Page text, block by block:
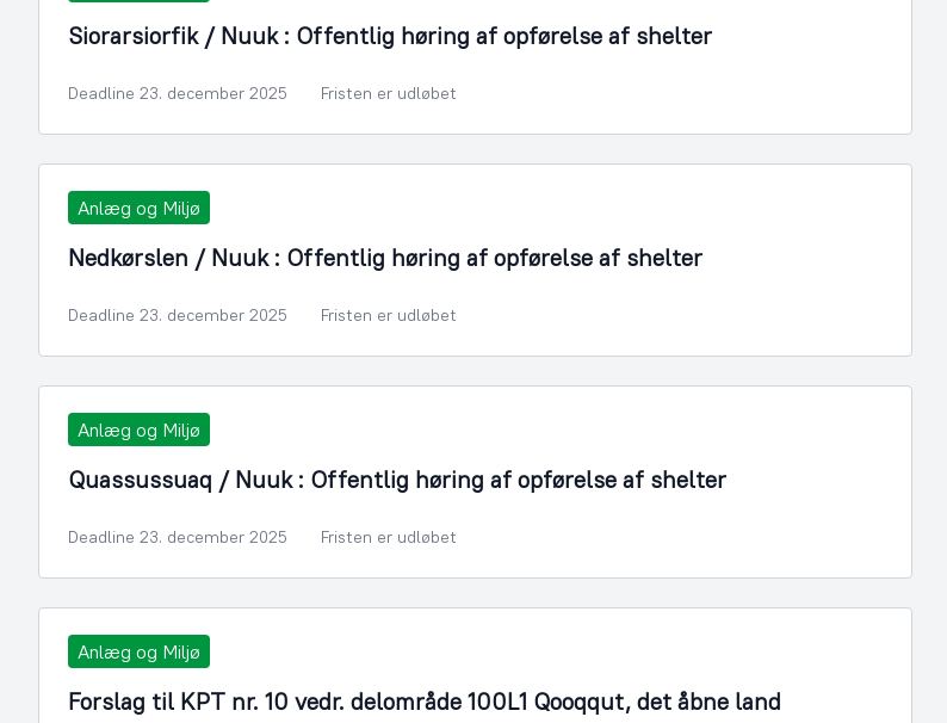
Siorarsiorfik / Nuuk : Offentlig høring af opførelse af shelter
Deadline 23. december 2025 Fristen er udløbet
Anlæg og Miljø
Nedkørslen / Nuuk : Offentlig høring af opførelse af shelter
Deadline 23. december 2025 Fristen er udløbet
Anlæg og Miljø
Quassussuaq / Nuuk : Offentlig høring af opførelse af shelter
Deadline 23. december 2025 Fristen er udløbet
Anlæg og Miljø
Forslag til KPT nr. 10 vedr. delområde 100L1 Qooqqut, det åbne land